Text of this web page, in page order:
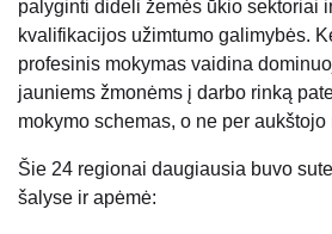
palyginti dideli žemės ūkio sektoriai
kvalifikacijos užimtumo galimybės.
profesinis mokymas vaidina
jauniems žmonėms į darbo rinką
mokymo schemas, o ne per
Šie 24 regionai daugiausia buvo
šalyse ir apėmė: